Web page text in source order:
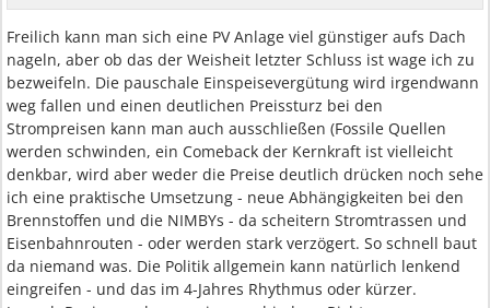
Freilich kann man sich eine PV Anlage viel günstiger aufs Dach
nageln, aber ob das der Weisheit letzter Schluss ist wage ich zu
bezweifeln. Die pauschale Einspeisevergütung wird irgendwann
weg fallen und einen deutlichen Preissturz bei den
Strompreisen kann man auch ausschließen (Fossile Quellen
werden schwinden, ein Comeback der Kernkraft ist vielleicht
denkbar, wird aber weder die Preise deutlich drücken noch sehe
ich eine praktische Umsetzung - neue Abhängigkeiten bei den
Brennstoffen und die NIMBYs - da scheitern Stromtrassen und
Eisenbahnrouten - oder werden stark verzögert. So schnell baut
da niemand was. Die Politik allgemein kann natürlich lenkend
eingreifen - und das im 4-Jahres Rhythmus oder kürzer.